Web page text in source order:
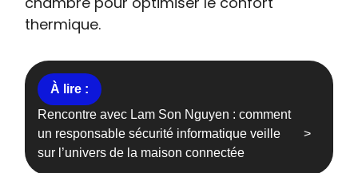
thermique.
Rencontre avec Lam Son Nguyen : comment
un responsable sécurité informatique veille
sur l’univers de la maison connectée